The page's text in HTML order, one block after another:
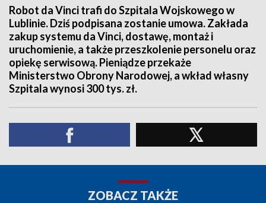
Robot da Vinci trafi do Szpitala Wojskowego w
Lublinie. Dziś podpisana zostanie umowa. Zakłada
zakup systemu da Vinci, dostawę, montaż i
uruchomienie, a także przeszkolenie personelu oraz
opiekę serwisową. Pieniądze przekaże
Ministerstwo Obrony Narodowej, a wkład własny
Szpitala wynosi 300 tys. zł.
ZOBACZ TAKŻE